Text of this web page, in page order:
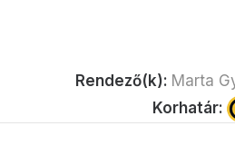
Rendező(k): Marta
Korhatár: